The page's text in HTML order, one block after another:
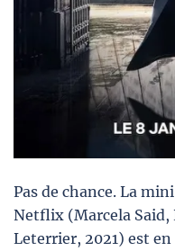
Pas de chance. La
Netflix (Marcela Said,
Leterrier, 2021) est